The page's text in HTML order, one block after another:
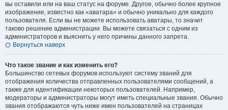
вы оставили или на ваш статус на форуме. Другое, обычно более крупное
изображение, известно как «аватара» и обычно уникально для каждого
пользователя. Если вы не можете использовать аватары, то значит
таково решение администрации. Вы можете связаться с одним из
администраторов и выяснить у него причины данного запрета.
Вернуться наверх
Что такое звание и как изменить его?
Большинство сетевых форумов используют систему званий для
отображения количества отправленных пользователями сообщений, а
также для идентификации некоторых пользователей. Например,
модераторы и администраторы могут иметь специальные звания. Обычно
звания отображаются чуть ниже имен пользователей на страницах